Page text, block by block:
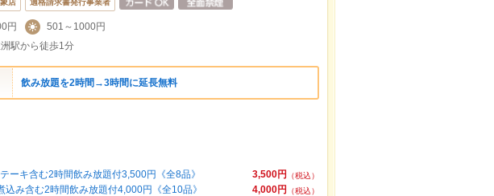
店 適格請求書発行事業者
円
501～1000円
駅から徒歩1分
飲み放題を2時間→3時間に延長無料
3,500円
（税込）
ーキ含む2時間飲み放題付3,500円《全8品》
4,000円
（税込）
み含む2時間飲み放題付4,000円《全10品》